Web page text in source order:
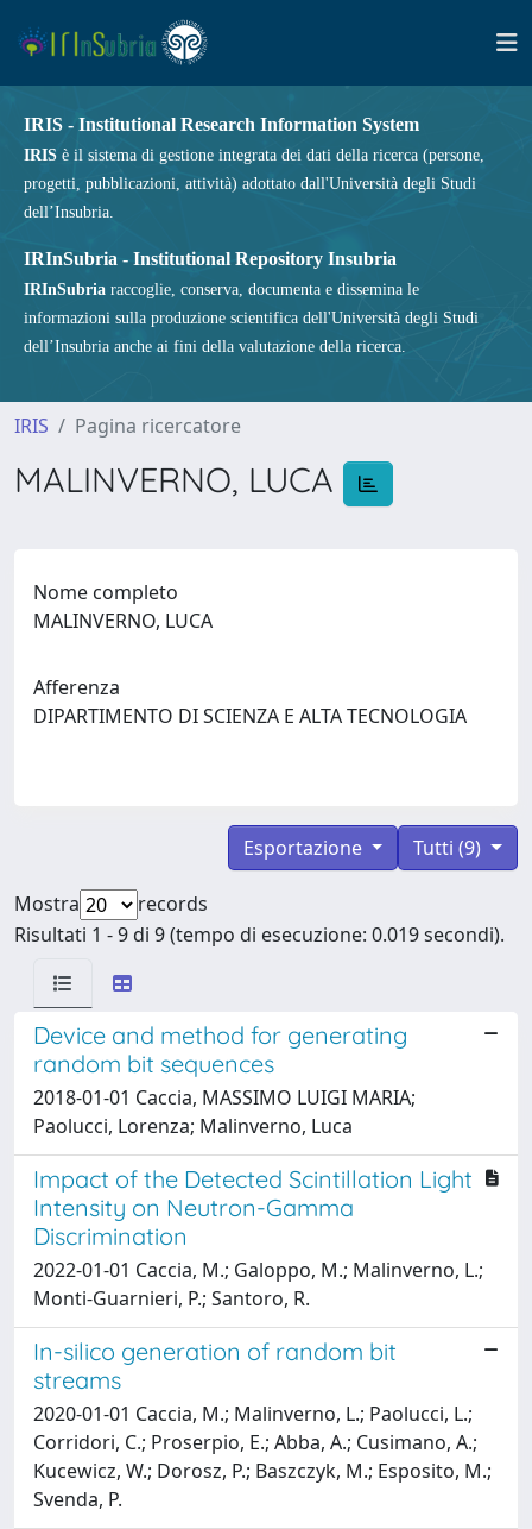
IRIS - Institutional Research Information System
IRIS è il sistema di gestione integrata dei dati della ricerca (persone,
progetti, pubblicazioni, attività) adottato dall'Università degli Studi
dell’Insubria.
IRInSubria - Institutional Repository Insubria
IRInSubria raccoglie, conserva, documenta e dissemina le
informazioni sulla produzione scientifica dell'Università degli Studi
dell’Insubria anche ai fini della valutazione della ricerca.
IRIS Pagina ricercatore
MALINVERNO, LUCA
Nome completo
MALINVERNO, LUCA
Afferenza
DIPARTIMENTO DI SCIENZA E ALTA TECNOLOGIA
Tutti (9)
Esportazione
Mostra
records
Risultati 1 - 9 di 9 (tempo di esecuzione: 0.019 secondi).
Device and method for generating
random bit sequences
2018-01-01 Caccia, MASSIMO LUIGI MARIA;
Paolucci, Lorenza; Malinverno, Luca
Impact of the Detected Scintillation Light
Intensity on Neutron-Gamma
Discrimination
2022-01-01 Caccia, M.; Galoppo, M.; Malinverno, L.;
Monti-Guarnieri, P.; Santoro, R.
In-silico generation of random bit
streams
2020-01-01 Caccia, M.; Malinverno, L.; Paolucci, L.;
Corridori, C.; Proserpio, E.; Abba, A.; Cusimano, A.;
Kucewicz, W.; Dorosz, P.; Baszczyk, M.; Esposito, M.;
Svenda, P.